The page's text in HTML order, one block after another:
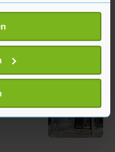
uw geografische
nauwkeurig kan zijn
het actief te
(fingerprinting)
gegevens worden
het
wijzigen of